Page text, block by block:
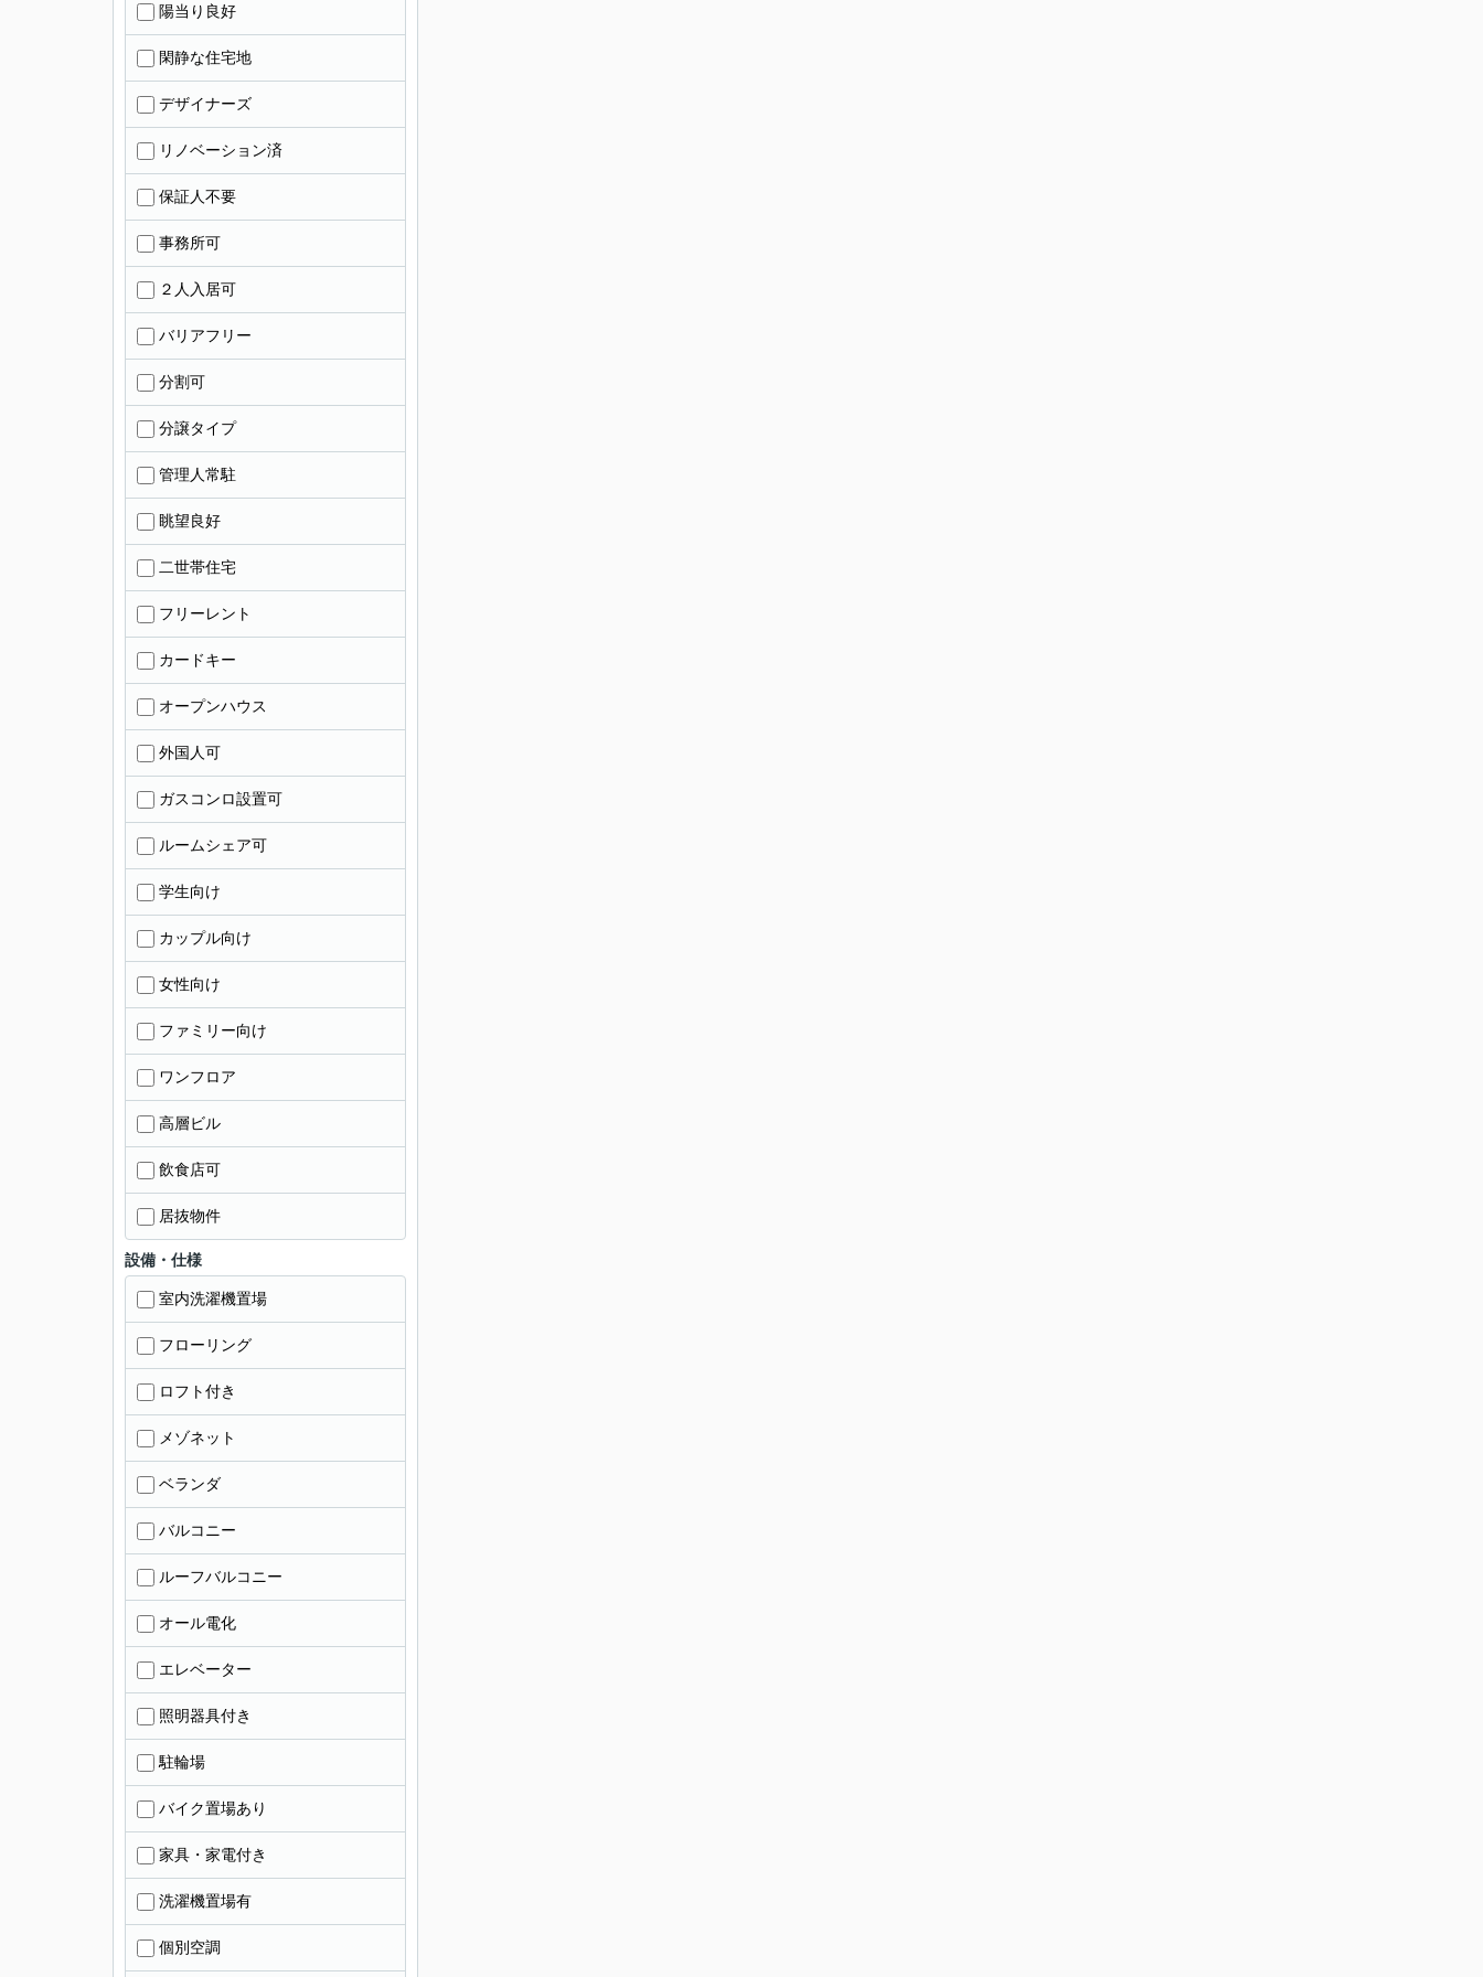
陽当り良好
閑静な住宅地
デザイナーズ
リノベーション済
保証人不要
事務所可
２人入居可
バリアフリー
分割可
分譲タイプ
管理人常駐
眺望良好
二世帯住宅
フリーレント
カードキー
オープンハウス
外国人可
ガスコンロ設置可
ルームシェア可
学生向け
カップル向け
女性向け
ファミリー向け
ワンフロア
高層ビル
飲食店可
居抜物件
設備・仕様
室内洗濯機置場
フローリング
ロフト付き
メゾネット
ベランダ
バルコニー
ルーフバルコニー
オール電化
エレベーター
照明器具付き
駐輪場
バイク置場あり
家具・家電付き
洗濯機置場有
個別空調